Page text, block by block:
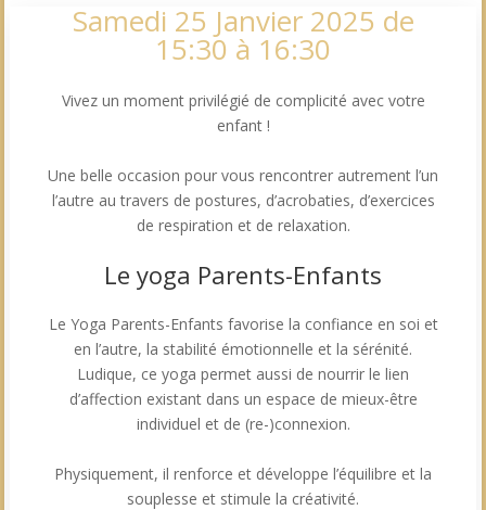
Samedi 25 Janvier 2025 de
15:30 à 16:30
Vivez un moment privilégié de complicité avec votre
enfant !
Une belle occasion pour vous rencontrer autrement l’un
l’autre au travers de postures, d’acrobaties, d’exercices
de respiration et de relaxation.
Le yoga Parents-Enfants
Le Yoga Parents-Enfants favorise la confiance en soi et
en l’autre, la stabilité émotionnelle et la sérénité.
Ludique, ce yoga permet aussi de nourrir le lien
d’affection existant dans un espace de mieux-être
individuel et de (re-)connexion.
Physiquement, il renforce et développe l’équilibre et la
souplesse et stimule la créativité.